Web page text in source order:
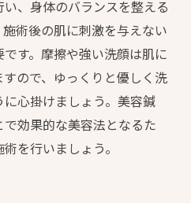
、身体のバランスを整える
術後の肌に刺激を与えない
す。摩擦や強い洗顔は肌に
ので、ゆっくりと優しく洗
心掛けましょう。美容鍼
効果的な美容法となるた
を行いましょう。